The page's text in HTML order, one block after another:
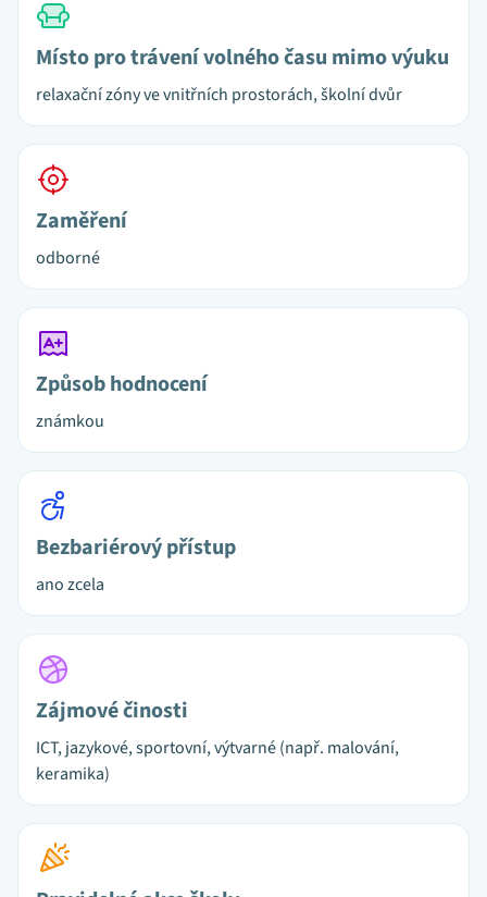
Místo pro trávení volného času mimo výuku
relaxační zóny ve vnitřních prostorách, školní dvůr
Zaměření
odborné
Způsob hodnocení
známkou
Bezbariérový přístup
ano zcela
Zájmové činosti
ICT, jazykové, sportovní, výtvarné (např. malování,
keramika)